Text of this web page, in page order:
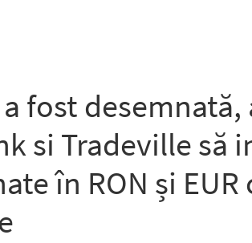
fost
si Tradeville să
în RON și EUR